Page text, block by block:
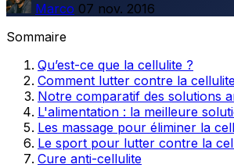
Marco 07 nov. 2016
Sommaire
Qu’est-ce que la cellulite ?
Comment lutter contre la
Notre comparatif des solutions
L'alimentation : la meilleure
Les massage pour éliminer la
Le sport pour lutter contre la
Cure anti-cellulite